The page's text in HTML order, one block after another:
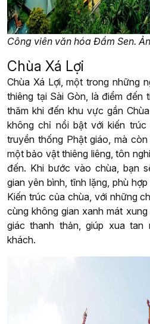
Công viên văn hóa Đầm Sen.
Chùa Xá Lợi
Chùa Xá Lợi, một trong những
thiêng tại Sài Gòn, là điểm đến
thăm khi đến khu vực gần
không chỉ nổi bật với kiến
truyền thống Phật giáo, mà
một bảo vật thiêng liêng, tôn
đến. Khi bước vào chùa, bạn
gian yên bình, tĩnh lặng, phù
Kiến trúc của chùa, với những
cùng không gian xanh mát
giác thanh thản, giúp xua
khách.